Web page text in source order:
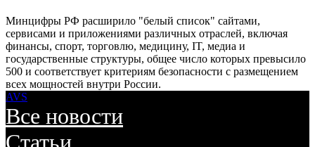
Минцифры РФ расширило "белый список" сайтами,
сервисами и приложениями различных отраслей, включая
финансы, спорт, торговлю, медицину, IT, медиа и
государственные структуры, общее число которых превысило
500 и соответствует критериям безопасности с размещением
всех мощностей внутри России.
AVS
Все новости
Статьи